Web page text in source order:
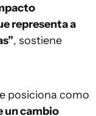
representa a
, sostiene
posiciona como
un cambio